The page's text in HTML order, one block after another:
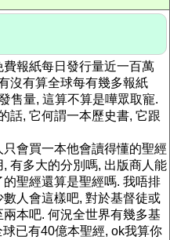
報紙每日發行量近一百萬
沒有算全球每有幾多報紙
售量, 這算不算是嘩眾取寵.
話, 它何謂一本歷史書, 它跟
會買一本他會讀得懂的聖經
有多大的分別嗎, 出版商人能
聖經還算是聖經嗎. 我唔排
人會這樣吧, 對於基督徒或
本吧. 何況全世界有幾多基
已有40億本聖經, ok我算你